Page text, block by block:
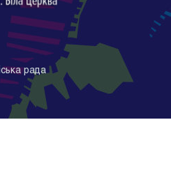
рада